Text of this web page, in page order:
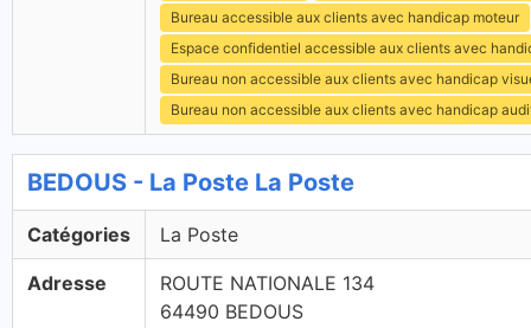
Bureau accessible aux clients avec handicap moteur
Espace confidentiel accessible aux clients avec
Bureau non accessible aux clients avec handicap
Bureau non accessible aux clients avec handicap
BEDOUS - La Poste La Poste
Catégories La Poste
Adresse
ROUTE NATIONALE 134
64490 BEDOUS